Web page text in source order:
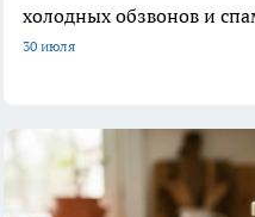
холодных обзвонов и
30 июля